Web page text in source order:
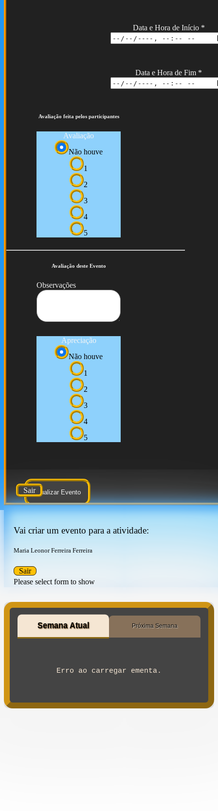
Data e Hora de Início *
Data e Hora de Fim *
Avaliação feita pelos participantes
Avaliação
Não houve
1
2
3
4
5
Avaliação deste Evento
Observações
Apreciação
Não houve
1
2
3
4
5
Atualizar Evento
Sair
Vai criar um evento para a atividade:
Maria Leonor Ferreira Ferreira
Please select form to show
Sair
Semana Atual Próxima Semana
Erro ao carregar ementa.